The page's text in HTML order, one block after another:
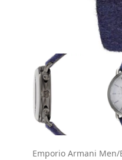
/
Emporio Armani Men